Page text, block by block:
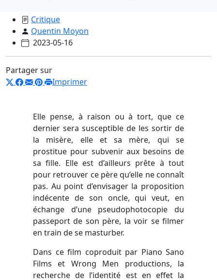
Critique
Quentin Moyon
2023-05-16
Partager sur
Imprimer
Elle pense, à raison ou à tort, que ce
dernier sera susceptible de les sortir de
la misère, elle et sa mère, qui se
prostitue pour subvenir aux besoins de
sa fille. Elle est d’ailleurs prête à tout
pour retrouver ce père qu’elle ne connaît
pas. Au point d’envisager la proposition
indécente de son oncle, qui veut, en
échange d’une pseudophotocopie du
passeport de son père, la voir se filmer
en train de se masturber.
Dans ce film coproduit par Piano Sano
Films et Wrong Men productions, la
recherche de l’identité est en effet la